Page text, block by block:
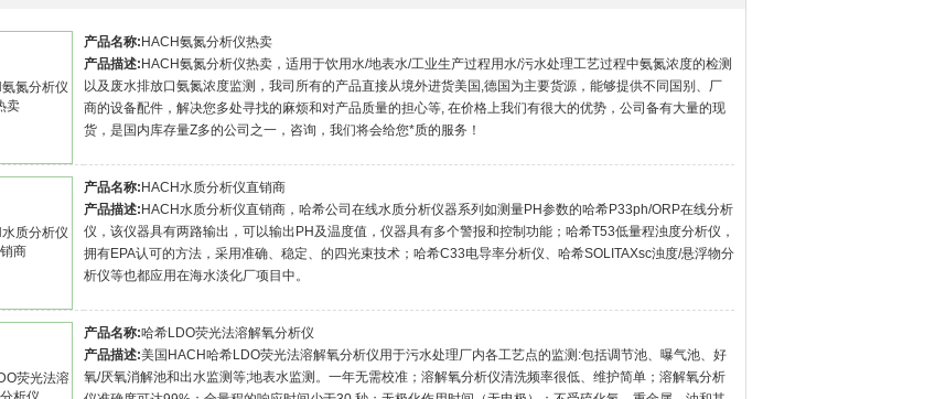
产品名称: HACH氨氮分析仪热卖
产品描述: HACH氨氮分析仪热卖，适用于饮用水/地表水/工业生产过程用水/污水处理工艺过程中氨氮浓度的检测
以及废水排放口氨氮浓度监测，我司所有的产品直接从境外进货美国,德国为主要货源，能够提供不同国别、厂
商的设备配件，解决您多处寻找的麻烦和对产品质量的担心等, 在价格上我们有很大的优势，公司备有大量的现
货，是国内库存量Z多的公司之一，咨询，我们将会给您*质的服务！
产品名称: HACH水质分析仪直销商
产品描述: HACH水质分析仪直销商，哈希公司在线水质分析仪器系列如测量PH参数的哈希P33ph/ORP在线分析
仪，该仪器具有两路输出，可以输出PH及温度值，仪器具有多个警报和控制功能；哈希T53低量程浊度分析仪，
拥有EPA认可的方法，采用准确、稳定、的四光束技术；哈希C33电导率分析仪、哈希SOLITAXsc浊度/悬浮物分
析仪等也都应用在海水淡化厂项目中。
产品名称:哈希LDO荧光法溶解氧分析仪
产品描述:美国HACH哈希LDO荧光法溶解氧分析仪用于污水处理厂内各工艺点的监测:包括调节池、曝气池、好
氧/厌氧消解池和出水监测等;地表水监测。一年无需校准；溶解氧分析仪清洗频率很低、维护简单；溶解氧分析